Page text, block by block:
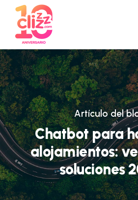
contenido
Artículo del
Chatbot para
alojamientos:
soluciones